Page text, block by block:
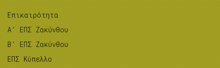
Επικαιρότητα
A’ ΕΠΣ Ζακύνθου
B’ ΕΠΣ Ζακύνθου
ΕΠΣ Κύπελλο